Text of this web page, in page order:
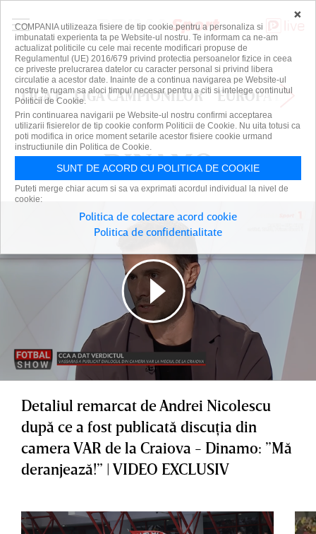
LIGA 1 LIGA CAMPIONILOR EUROPA
DINAMO
DINAMO
Detaliul remarcat de Andrei Nicolescu
după ce a fost publicată discuţia din
camera VAR de la Craiova - Dinamo: ”Mă
deranjează!” | VIDEO EXCLUSIV
×
COMPANIA utilizeaza fisiere de tip cookie pentru a personaliza si
imbunatati experienta ta pe Website-ul nostru. Te informam ca ne-am
actualizat politicile cu cele mai recente modificari propuse de
Regulamentul (UE) 2016/679 privind protectia persoanelor fizice in ceea
ce priveste prelucrarea datelor cu caracter personal si privind libera
circulatie a acestor date. Inainte de a continua navigarea pe Website-ul
nostru te rugam sa aloci timpul necesar pentru a citi si intelege continutul
Politicii de Cookie.
Prin continuarea navigarii pe Website-ul nostru confirmi acceptarea
utilizarii fisierelor de tip cookie conform Politicii de Cookie. Nu uita totusi ca
poti modifica in orice moment setarile acestor fisiere cookie urmand
instructiunile din Politica de Cookie.
SUNT DE ACORD CU POLITICA DE COOKIE
Puteti merge chiar acum si sa va exprimati acordul individual la nivel de
cookie:
Politica de colectare acord cookie
Politica de confidentialitate